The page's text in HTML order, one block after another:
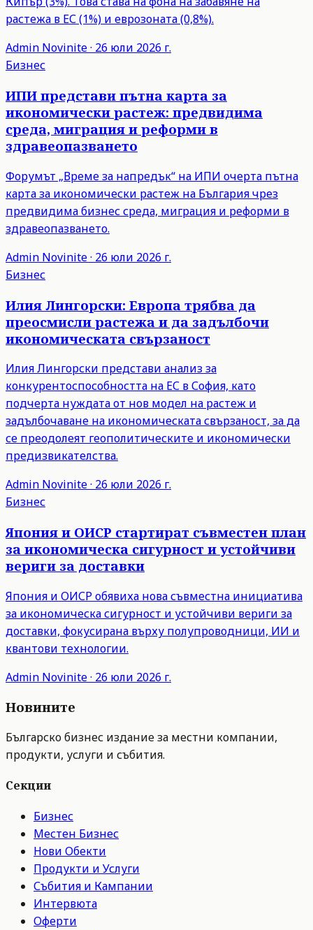
растежа в ЕС (1%) и еврозоната (0,8%).
Admin Novinite· 26 юли 2026 г.
Бизнес
ИПИ представи пътна карта за
икономически растеж: предвидима
среда, миграция и реформи в
здравеопазването
Форумът „Време за напредък“ на ИПИ очерта пътна
карта за икономически растеж на България чрез
предвидима бизнес среда, миграция и реформи в
здравеопазването.
Admin Novinite· 26 юли 2026 г.
Бизнес
Илия Лингорски: Европа трябва да
преосмисли растежа и да задълбочи
икономическата свързаност
Илия Лингорски представи анализ за
конкурентоспособността на ЕС в София, като
подчерта нуждата от нов модел на растеж и
задълбочаване на икономическата свързаност, за да
се преодолеят геополитическите и икономически
предизвикателства.
Admin Novinite· 26 юли 2026 г.
Бизнес
Япония и ОИСР стартират съвместен план
за икономическа сигурност и устойчиви
вериги за доставки
Япония и ОИСР обявиха нова съвместна инициатива
за икономическа сигурност и устойчиви вериги за
доставки, фокусирана върху полупроводници, ИИ и
квантови технологии.
Admin Novinite· 26 юли 2026 г.
Новините
Българско бизнес издание за местни компании,
продукти, услуги и събития.
Секции
Бизнес
Местен Бизнес
Нови Обекти
Продукти и Услуги
Събития и Кампании
Интервюта
Оферти